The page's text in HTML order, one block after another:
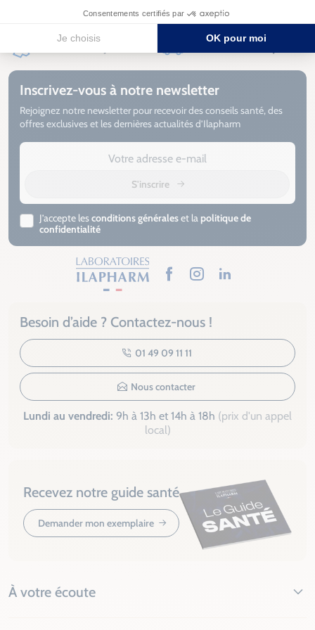
d’expertise Paiements
Livraison sous
Inscrivez-vous à notre newsletter
Rejoignez notre newsletter pour recevoir des conseils santé, des
offres exclusives et les dernières actualités d’Ilapharm
S'inscrire
J’accepte lesconditions généraleset la politique de
confidentialité
Besoin d’aide ? Contactez-nous !
01 49 09 11 11
Nous contacter
Lundi au vendredi: 9h à 13h et 14h à 18h (prix d'un appel
local)
FacebookInstagramLinkedIn
Recevez notre guide santé
Demander mon exemplaire
À votre écoute